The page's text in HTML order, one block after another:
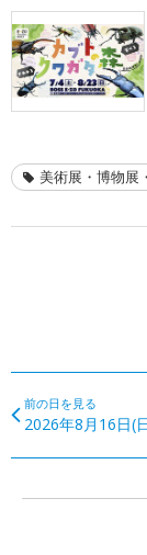
美術展・博物展
前の日を見る
2026年8月16日(